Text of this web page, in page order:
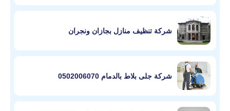
شركة تنظيف منازل بجازان ونجران
شركة جلى بلاط بالدمام 0502006070